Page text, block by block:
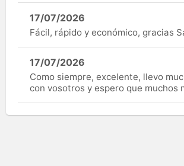
17/07/2026
Fácil, rápido y económico, gracias
17/07/2026
Como siempre, excelente, llevo
con vosotros y espero que muchos